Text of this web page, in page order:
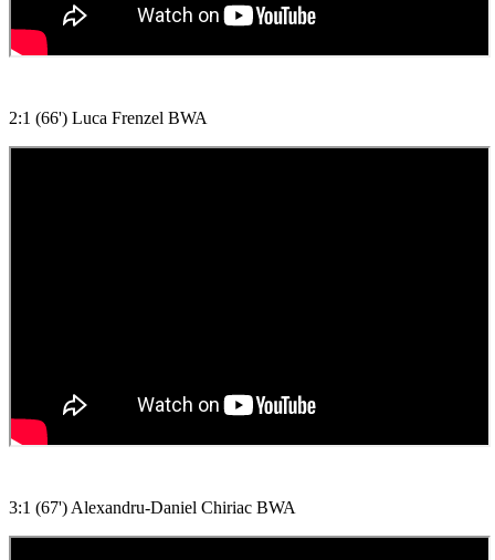
2:1 (66') Luca Frenzel BWA
3:1 (67') Alexandru-Daniel Chiriac BWA